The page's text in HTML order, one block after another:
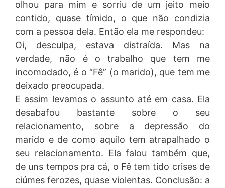
olhou para mim e sorriu de um jeito meio
contido, quase tímido, o que não condizia
com a pessoa dela. Então ela me respondeu:
Oi, desculpa, estava distraída. Mas na
verdade, não é o trabalho que tem me
incomodado, é o “Fê” (o marido), que tem me
deixado preocupada.
E assim levamos o assunto até em casa. Ela
desabafou bastante sobre o seu
relacionamento, sobre a depressão do
marido e de como aquilo tem atrapalhado o
seu relacionamento. Ela falou também que,
de uns tempos pra cá, o Fê tem tido crises de
ciúmes ferozes, quase violentas. Conclusão: a